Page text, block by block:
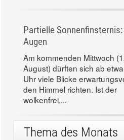
Partielle
Augen
Am kommenden Mittwoch
August) dürften sich ab
Uhr viele Blicke
den Himmel richten. Ist der
wolkenfrei,...
Thema des Monats